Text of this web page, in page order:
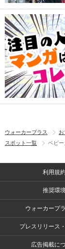
ウォーカープラス
スポット一覧
ベビー
利用規
推奨環
ウォーカープ
プレスリリース
広告掲載に